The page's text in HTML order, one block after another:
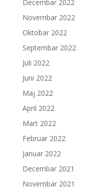
Decembar 2022
Novembar 2022
Oktobar 2022
Septembar 2022
Juli 2022
Juni 2022
Maj 2022
April 2022
Mart 2022
Februar 2022
Januar 2022
Decembar 2021
Novembar 2021